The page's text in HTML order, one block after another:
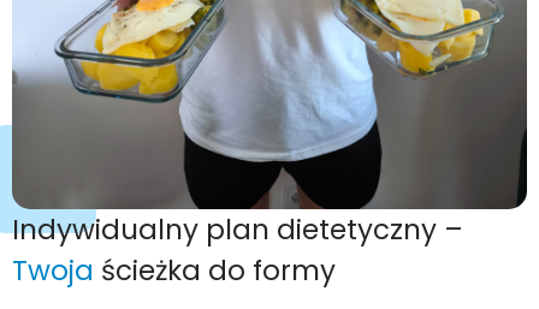
Indywidualny plan dietetyczny –
Twoja ścieżka do formy